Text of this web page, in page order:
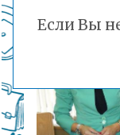
30-21
Если Вы